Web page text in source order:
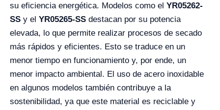
su eficiencia energética. Modelos como el YR05262-
SS y el YR05265-SS destacan por su potencia
elevada, lo que permite realizar procesos de secado
más rápidos y eficientes. Esto se traduce en un
menor tiempo en funcionamiento y, por ende, un
menor impacto ambiental. El uso de acero inoxidable
en algunos modelos también contribuye a la
sostenibilidad, ya que este material es reciclable y